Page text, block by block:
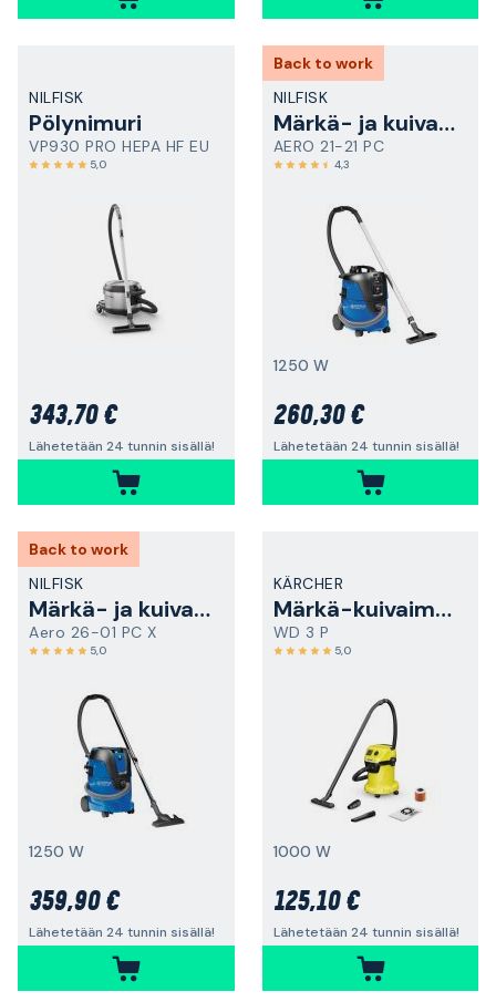
NILFISK
Pölynimuri
VP930 PRO HEPA HF EU
5,0
343,70 €
Lähetetään 24 tunnin sisällä!
Back to work
NILFISK
Märkä- ja kuivaimuri
AERO 21-21 PC
4,3
1250 W
260,30 €
Lähetetään 24 tunnin sisällä!
Back to work
NILFISK
Märkä- ja kuivaimuri
Aero 26-01 PC X
5,0
1250 W
359,90 €
Lähetetään 24 tunnin sisällä!
KÄRCHER
Märkä-kuivaimuri
WD 3 P
5,0
1000 W
125,10 €
Lähetetään 24 tunnin sisällä!